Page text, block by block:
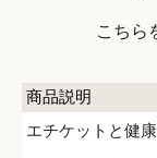
こちら
商品説明
エチケットと健